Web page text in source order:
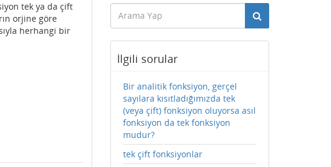
tek ya da çift
orjine göre
herhangi bir
İlgili sorular
Bir analitik fonksiyon, gerçel
sayılara kısıtladığımızda tek
(veya çift) fonksiyon oluyorsa asıl
fonksiyon da tek fonksiyon
mudur?
tek çift fonksiyonlar